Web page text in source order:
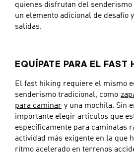
quienes disfrutan del senderismo
un elemento adicional de desafío
salidas.
EQUÍPATE PARA EL FAST
El fast hiking requiere el mismo
senderismo tradicional, como
para caminar y una mochila. Sin
importante elegir artículos que
específicamente para caminatas
actividad más exigente en la que
ritmo acelerado en terrenos